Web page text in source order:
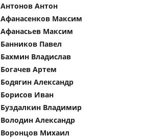
Антонов Антон
Афанасенков Максим
Афанасьев Максим
Банников Павел
Бахмин Владислав
Богачев Артем
Бодягин Александр
Борисов Иван
Буздалкин Владимир
Володин Александр
Воронцов Михаил